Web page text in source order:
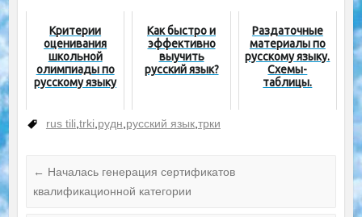
Критерии
оценивания
школьной
олимпиады по
русскому языку
Как быстро и
эффективно
выучить
русский язык?
Раздаточные
материалы по
русскому языку.
Схемы-
таблицы.
rus tili trki рудн русский язык, трки
← Началась генерация сертификатов
квалификационной категории